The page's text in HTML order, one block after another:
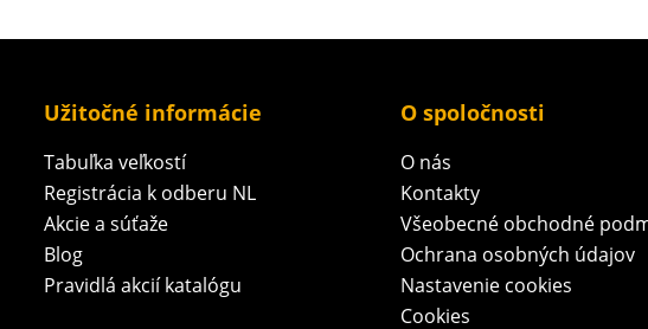
Užitočné informácie
Tabuľka veľkostí
Registrácia k odberu NL
Akcie a súťaže
Blog
Pravidlá akcií katalógu
O spoločnosti
O nás
Kontakty
Všeobecné obchodné
Ochrana osobných údajov
Nastavenie cookies
Cookies